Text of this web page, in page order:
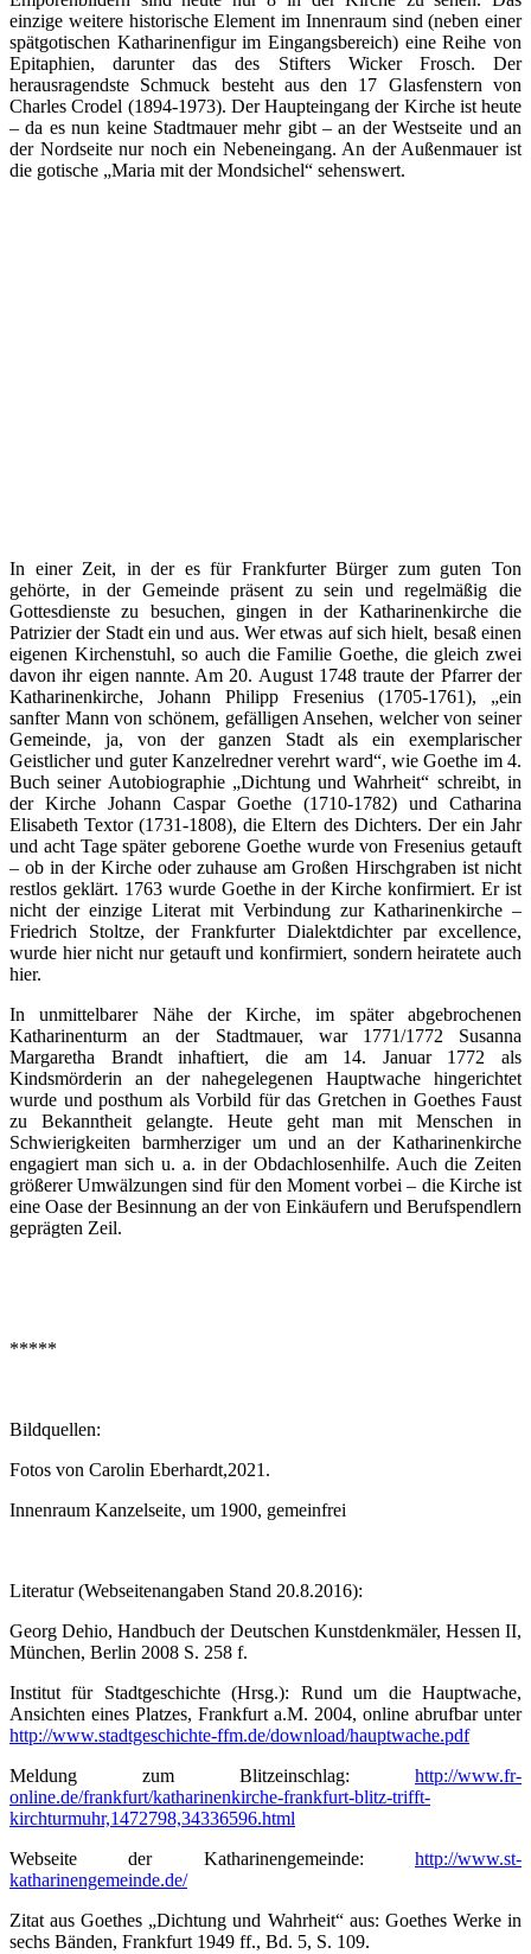
einzige weitere historische Element im Innenraum sind (neben einer
spätgotischen Katharinenfigur im Eingangsbereich) eine Reihe von
Epitaphien, darunter das des Stifters Wicker Frosch. Der
herausragendste Schmuck besteht aus den 17 Glasfenstern von
Charles Crodel (1894-1973). Der Haupteingang der Kirche ist heute
– da es nun keine Stadtmauer mehr gibt – an der Westseite und an
der Nordseite nur noch ein Nebeneingang. An der Außenmauer ist
die gotische „Maria mit der Mondsichel“ sehenswert.
In einer Zeit, in der es für Frankfurter Bürger zum guten Ton
gehörte, in der Gemeinde präsent zu sein und regelmäßig die
Gottesdienste zu besuchen, gingen in der Katharinenkirche die
Patrizier der Stadt ein und aus. Wer etwas auf sich hielt, besaß einen
eigenen Kirchenstuhl, so auch die Familie Goethe, die gleich zwei
davon ihr eigen nannte. Am 20. August 1748 traute der Pfarrer der
Katharinenkirche, Johann Philipp Fresenius (1705-1761), „ein
sanfter Mann von schönem, gefälligen Ansehen, welcher von seiner
Gemeinde, ja, von der ganzen Stadt als ein exemplarischer
Geistlicher und guter Kanzelredner verehrt ward“, wie Goethe im 4.
Buch seiner Autobiographie „Dichtung und Wahrheit“ schreibt, in
der Kirche Johann Caspar Goethe (1710-1782) und Catharina
Elisabeth Textor (1731-1808), die Eltern des Dichters. Der ein Jahr
und acht Tage später geborene Goethe wurde von Fresenius getauft
– ob in der Kirche oder zuhause am Großen Hirschgraben ist nicht
restlos geklärt. 1763 wurde Goethe in der Kirche konfirmiert. Er ist
nicht der einzige Literat mit Verbindung zur Katharinenkirche –
Friedrich Stoltze, der Frankfurter Dialektdichter par excellence,
wurde hier nicht nur getauft und konfirmiert, sondern heiratete auch
hier.
In unmittelbarer Nähe der Kirche, im später abgebrochenen
Katharinenturm an der Stadtmauer, war 1771/1772 Susanna
Margaretha Brandt inhaftiert, die am 14. Januar 1772 als
Kindsmörderin an der nahegelegenen Hauptwache hingerichtet
wurde und posthum als Vorbild für das Gretchen in Goethes Faust
zu Bekanntheit gelangte. Heute geht man mit Menschen in
Schwierigkeiten barmherziger um und an der Katharinenkirche
engagiert man sich u. a. in der Obdachlosenhilfe. Auch die Zeiten
größerer Umwälzungen sind für den Moment vorbei – die Kirche ist
eine Oase der Besinnung an der von Einkäufern und Berufspendlern
geprägten Zeil.
*****
Bildquellen:
Fotos von Carolin Eberhardt,2021.
Innenraum Kanzelseite, um 1900, gemeinfrei
Literatur (Webseitenangaben Stand 20.8.2016):
Georg Dehio, Handbuch der Deutschen Kunstdenkmäler, Hessen II,
München, Berlin 2008 S. 258 f.
Institut für Stadtgeschichte (Hrsg.): Rund um die Hauptwache,
Ansichten eines Platzes, Frankfurt a.M. 2004, online abrufbar unter
http://www.stadtgeschichte-ffm.de/download/hauptwache.pdf
Meldung zum Blitzeinschlag: http://www.fr-
online.de/frankfurt/katharinenkirche-frankfurt-blitz-trifft-
kirchturmuhr,1472798,34336596.html
Webseite der Katharinengemeinde: http://www.st-
katharinengemeinde.de/
Zitat aus Goethes „Dichtung und Wahrheit“ aus: Goethes Werke in
sechs Bänden, Frankfurt 1949 ff., Bd. 5, S. 109.